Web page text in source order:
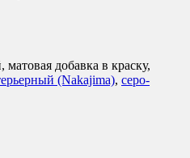
добавка в краску,
(Nakajima), серо-